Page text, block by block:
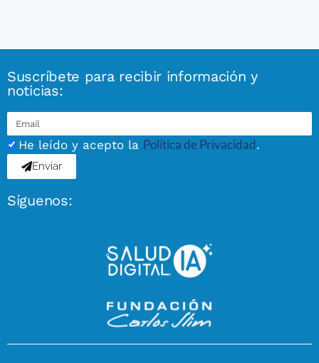
Suscríbete para recibir información y
noticias:
He leído y acepto la Política de Privacidad.
Enviar
Síguenos: